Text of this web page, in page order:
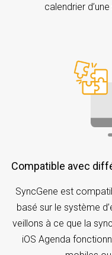
calendrier
Compatible avec
SyncGene est
basé sur le système
veillons à ce que la
iOS Agenda